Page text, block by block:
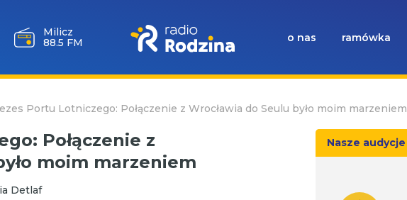
Milicz
88.5 FM
o nas ramówka
Portu Lotniczego: Połączenie z Wrocławia do Seulu było moim marzeniem
Połączenie z
moim marzeniem
Detlaf
Nasze audycje